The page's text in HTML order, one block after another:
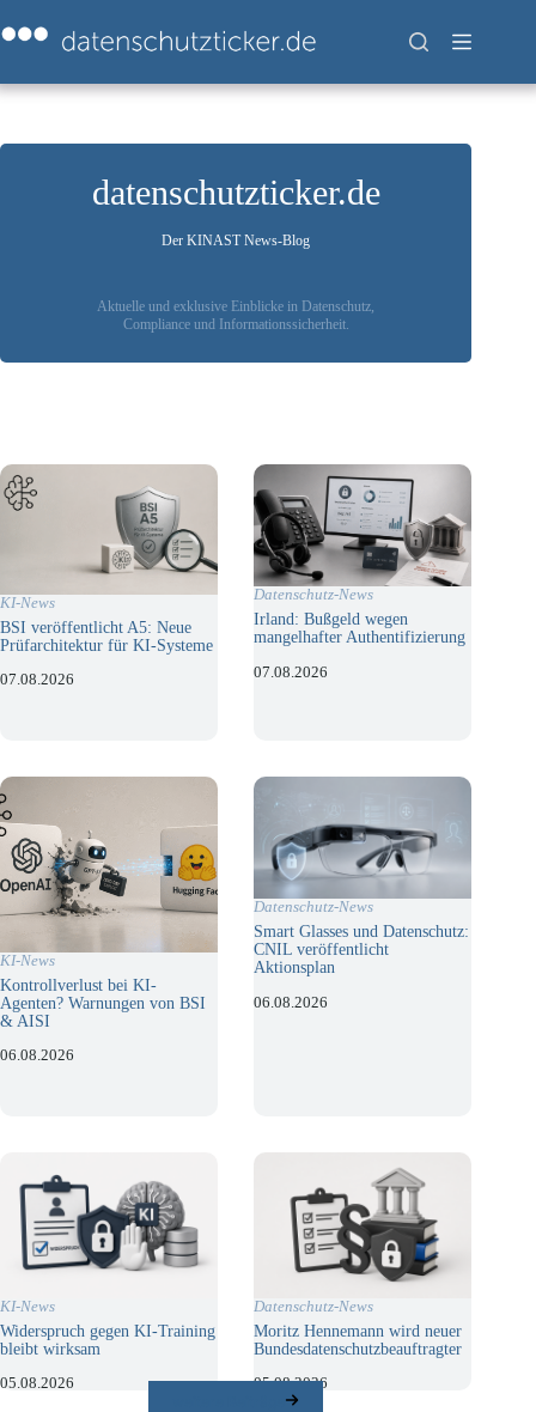
Inhalt
springen
datenschutzticker.de
Der KINAST News-Blog
Aktuelle und exklusive Einblicke in Datenschutz,
Compliance und Informationssicherheit.
KI-News
BSI veröffentlicht A5: Neue
Prüfarchitektur für KI-Systeme
07.08.2026
Datenschutz-News
Irland: Bußgeld wegen
mangelhafter Authentifizierung
07.08.2026
KI-News
Kontrollverlust bei KI-
Agenten? Warnungen von BSI
& AISI
06.08.2026
Datenschutz-News
Smart Glasses und Datenschutz:
CNIL veröffentlicht
Aktionsplan
06.08.2026
KI-News
Widerspruch gegen KI-Training
bleibt wirksam
05.08.2026
Datenschutz-News
Moritz Hennemann wird neuer
Bundesdatenschutzbeauftragter
05.08.2026